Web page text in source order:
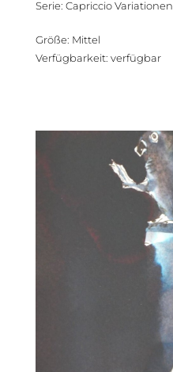
Serie: Capriccio Variationen
Größe: Mittel
Verfügbarkeit: verfügbar